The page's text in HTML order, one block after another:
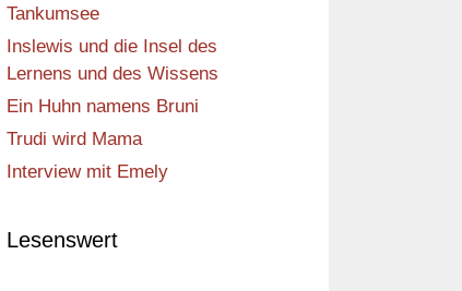
Tankumsee
Inslewis und die Insel des
Lernens und des Wissens
Ein Huhn namens Bruni
Trudi wird Mama
Interview mit Emely
Lesenswert